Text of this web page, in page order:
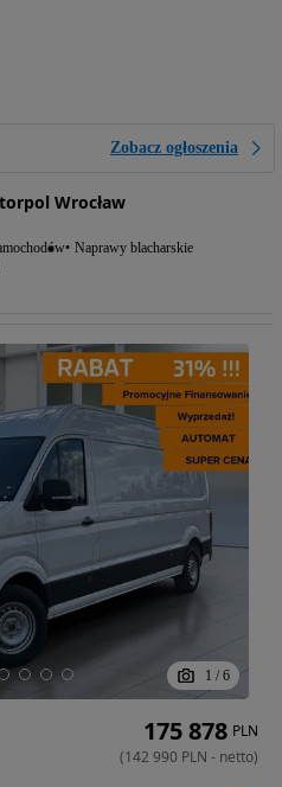
Zobacz ogłoszenia
Wrocław
Naprawy blacharskie
1 / 6
175 878 PLN
(142 990 PLN - netto)